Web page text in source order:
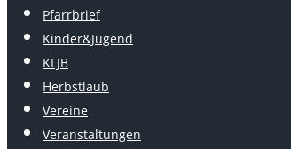
Pfarrbrief
Kinder&Jugend
KLJB
Herbstlaub
Vereine
Veranstaltungen